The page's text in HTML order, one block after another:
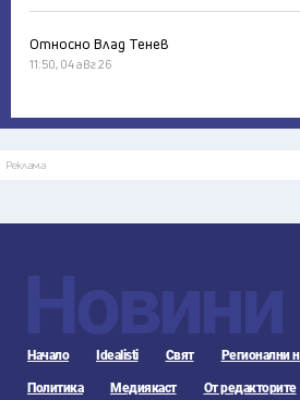
Относно Влад Тенев
11:50, 04 авг 26
Реклама
Новини
Начало Idealisti Свят Регионални
Политика Медиякаст От редакторите